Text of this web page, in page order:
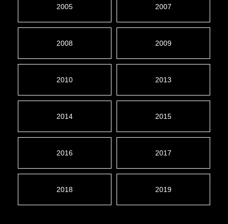
2005 2007
2008 2009
2010 2013
2014 2015
2016 2017
2018 2019